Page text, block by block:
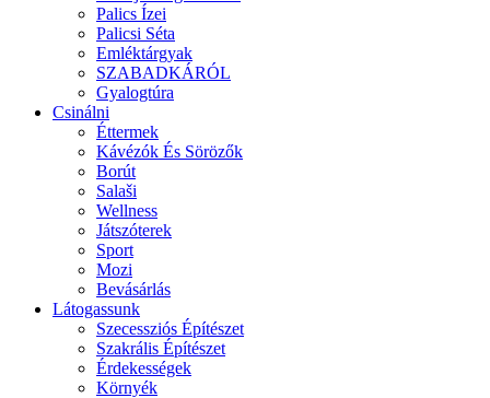
Palics Ízei
Palicsi Séta
Emléktárgyak
SZABADKÁRÓL
Gyalogtúra
Csinálni
Éttermek
Kávézók És Sörözők
Borút
Salaši
Wellness
Játszóterek
Sport
Mozi
Bevásárlás
Látogassunk
Szecessziós Építészet
Szakrális Építészet
Érdekességek
Környék